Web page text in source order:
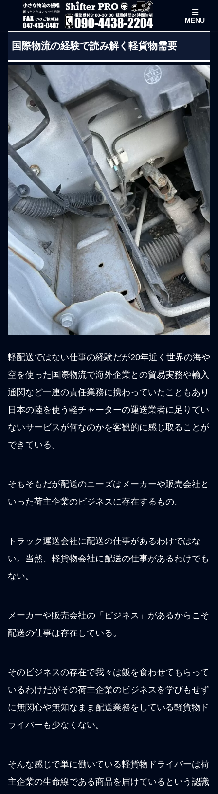
MENU
国際物流の経験で読み解く軽貨物需要
軽配送ではない仕事の経験だが20年近く世界の海や
空を使った国際物流で海外企業との貿易実務や輸入
通関など一連の責任業務に携わっていたこともあり
日本の陸を使う軽チャーターの運送業者に足りてい
ないサービスが何なのかを客観的に感じ取ることが
できている。
そもそもだが配送のニーズはメーカーや販売会社と
いった荷主企業のビジネスに存在するもの。
トラック運送会社に配送の仕事があるわけではな
い。当然、軽貨物会社に配送の仕事があるわけでも
ない。
メーカーや販売会社の「ビジネス」があるからこそ
配送の仕事は存在している。
そのビジネスの存在で我々は飯を食わせてもらって
いるわけだがその荷主企業のビジネスを学びもせず
に無関心や無知なまま配送業務をしている軽貨物ド
ライバーも少なくない。
そんな感じで単に働いている軽貨物ドライバーは荷
主企業の生命線である商品を届けているという認識